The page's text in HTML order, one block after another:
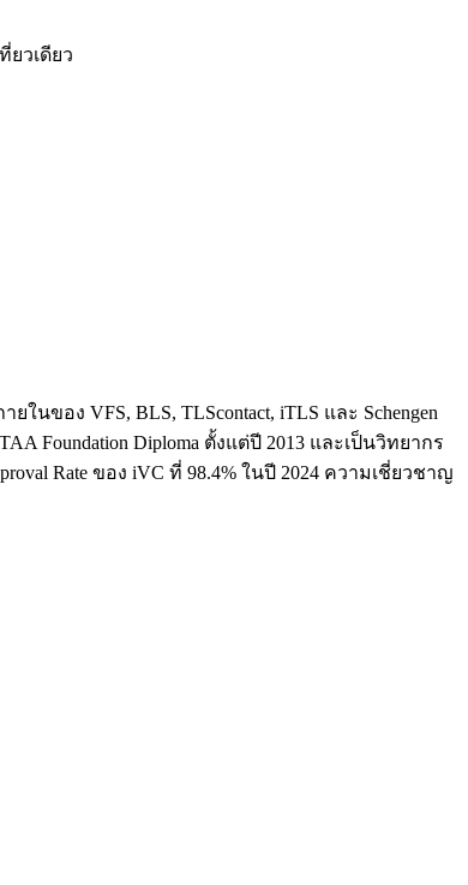
ยวเดียว
ในของ VFS, BLS, TLScontact, iTLS และ Schengen
Foundation Diploma ตั้งแต่ปี 2013 และเป็นวิทยากร
Rate ของ iVC ที่ 98.4% ในปี 2024 ความเชี่ยวชาญ